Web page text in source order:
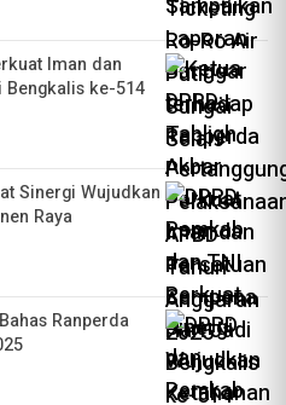
Iman dan
Bengkalis ke-514
Sinergi Wujudkan
Raya
Ranperda